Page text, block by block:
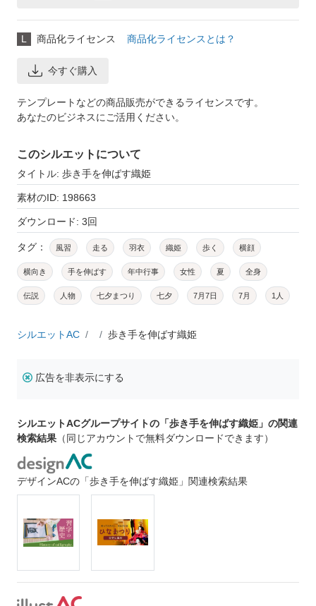
L 商品化ライセンス 商品化ライセンスとは？
今すぐ購入
テンプレートなどの商品販売ができるライセンスです。
あなたのビジネスにご活用ください。
このシルエットについて
タイトル: 歩き手を伸ばす織姫
素材のID: 198663
ダウンロード: 3回
タグ： 風習 走る 羽衣 織姫 歩く 横顔
横向き 手を伸ばす 年中行事 女性 夏 全身
伝説 人物 七夕まつり 七夕 7月7日 7月 1人
シルエットAC 歩き手を伸ばす織姫
広告を非表示にする
シルエットACグループサイトの「歩き手を伸ばす織姫」の関連
検索結果 （同じアカウントで無料ダウンロードできます）
デザインACの「歩き手を伸ばす織姫」関連検索結果